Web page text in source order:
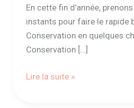
En cette fin d’année,
instants pour faire le rapide
Conservation en quelques
Conservation […]
Lire la suite »